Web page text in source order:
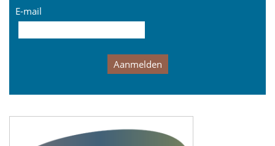
E-mail
Aanmelden